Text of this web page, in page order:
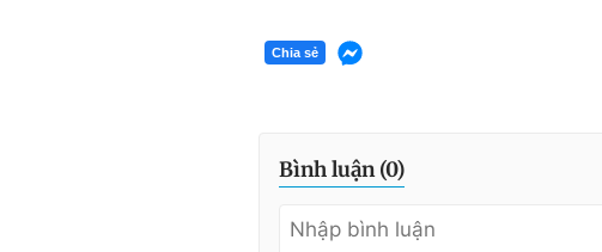
Chia sẻ
Bình luận (0)